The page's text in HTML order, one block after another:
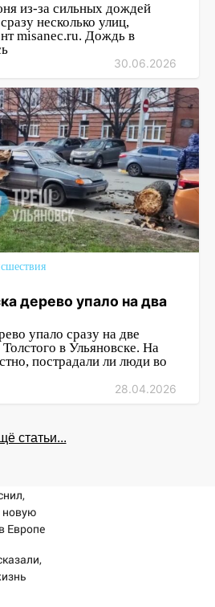
из-за сильных дождей
несколько улиц,
misanec.ru. Дождь в
30.06.2026
дерево упало на два
упало сразу на две
в Ульяновске. На
пострадали ли люди во
28.04.2026
статьи...
новую
Европе